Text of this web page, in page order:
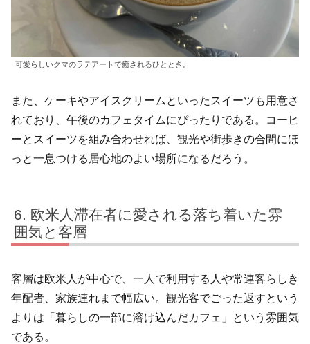
可愛らしいクマのラテアートで癒されるひととき。
また、ケーキやアイスクリームといったスイーツも用意さ
れており、午後のカフェタイムにぴったりである。コーヒ
ーとスイーツを組み合わせれば、観光や街歩きの合間にほ
っと一息つける居心地のよい場所になるだろう。
欧米人滞在者に愛される落ち着いた雰
囲気と客層
客層は欧米人が中心で、一人で利用する人や常連客らしき
年配者、家族連れまで幅広い。観光客でごった返すという
よりは「暮らしの一部に溶け込んだカフェ」という雰囲気
である。